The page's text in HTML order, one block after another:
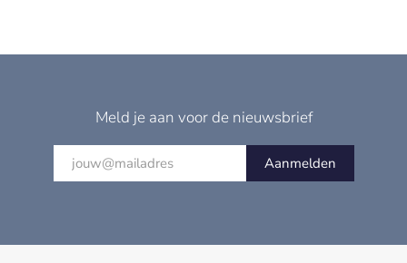
Meld je aan voor de nieuwsbrief
Aanmelden